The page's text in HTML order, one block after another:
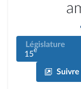
Législature
15e
Suivre